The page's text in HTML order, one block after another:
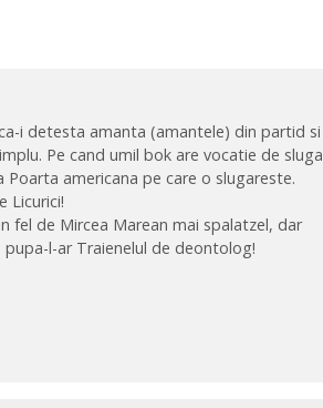
i detesta amanta (amantele) din partid si
Pe cand umil bok are vocatie de sluga
americana pe care o slugareste.
Licurici!
fel de Mircea Marean mai spalatzel, dar
l-ar Traienelul de deontolog!